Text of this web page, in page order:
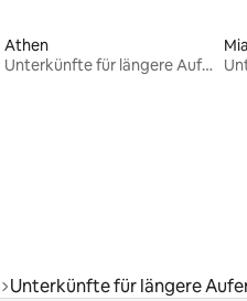
Athen
Unterkünfte für längere Aufenthalte
Unterkünfte für längere